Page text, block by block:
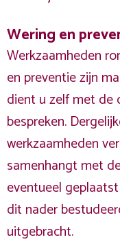
Wering en
Werkzaamheden
en preventie zijn
dient u zelf met de
bespreken.
werkzaamheden
samenhangt met
eventueel
dit nader
uitgebracht.